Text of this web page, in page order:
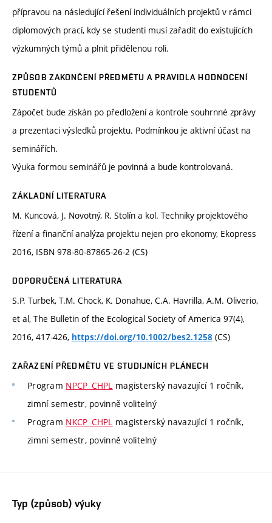
přípravou na následující řešení individuálních projektů v rámci
diplomových prací, kdy se studenti musí zařadit do existujících
výzkumných týmů a plnit přidělenou roli.
ZPŮSOB ZAKONČENÍ PŘEDMĚTU A PRAVIDLA HODNOCENÍ
STUDENTŮ
Zápočet bude získán po předložení a kontrole souhrnné zprávy
a prezentaci výsledků projektu. Podmínkou je aktivní účast na
seminářích.
Výuka formou seminářů je povinná a bude kontrolovaná.
ZÁKLADNÍ LITERATURA
M. Kuncová, J. Novotný, R. Stolín a kol. Techniky projektového
řízení a finanční analýza projektu nejen pro ekonomy, Ekopress
2016, ISBN 978-80-87865-26-2 (CS)
DOPORUČENÁ LITERATURA
S.P. Turbek, T.M. Chock, K. Donahue, C.A. Havrilla, A.M. Oliverio,
et al, The Bulletin of the Ecological Society of America 97(4),
2016, 417-426, https://doi.org/10.1002/bes2.1258 (CS)
ZAŘAZENÍ PŘEDMĚTU VE STUDIJNÍCH PLÁNECH
Program NPCP_CHPL magisterský navazující 1 ročník,
zimní semestr, povinně volitelný
Program NKCP_CHPL magisterský navazující 1 ročník,
zimní semestr, povinně volitelný
Typ (způsob) výuky